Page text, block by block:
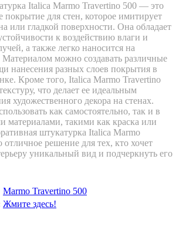
Italica Marmo Travertino 500 — это
покрытие для стен, которое имитирует
или гладкой поверхности. Она обладает
к воздействию влаги и
а также легко наносится на
Материалом можно создавать различные
нанесения разных слоев покрытия в
Кроме того, Italica Marmo Travertino
что делает ее идеальным
художественного декора на стенах.
как самостоятельно, так и в
материалами, такими как краска или
штукатурка Italica Marmo
решение для тех, кто хочет
уникальный вид и подчеркнуть его
Marmo Travertino 500
Жмите здесь!